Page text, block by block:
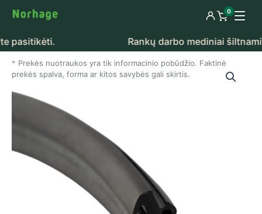
Pereiti prie turinio
Prisijungti
0
Peržiūrėti
Rankų darbo mediniai šiltnamiai
Prekės nuotraukos yra tik informacinio pobūdžio. Faktinė
prekės spalva, forma ar kitos savybės gali skirtis.